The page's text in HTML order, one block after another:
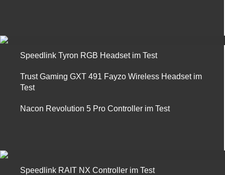
Speedlink Tyron RGB Headset im Test
Trust Gaming GXT 491 Fayzo Wireless Headset im
Test
Nacon Revolution 5 Pro Controller im Test
Speedlink RAIT NX Controller im Test